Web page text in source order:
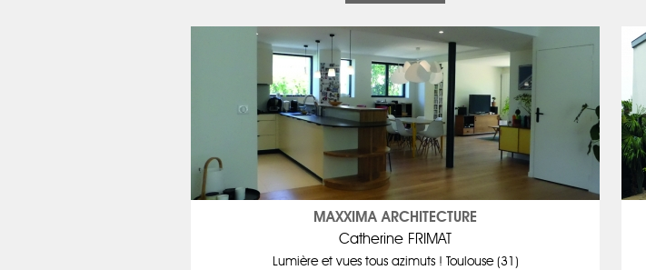
MAXXIMA ARCHITECTURE
Catherine FRIMAT
Lumière et vues tous azimuts ! Toulouse (31)